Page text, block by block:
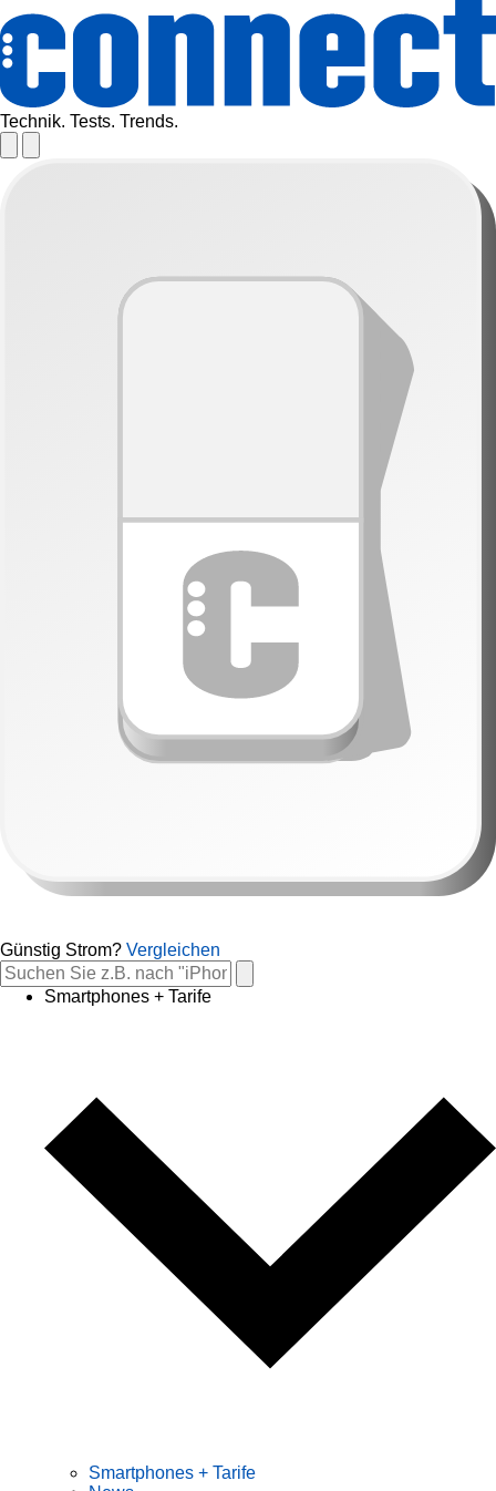
Technik. Tests. Trends.
Günstig Strom? Vergleichen
Smartphones + Tarife
Smartphones + Tarife